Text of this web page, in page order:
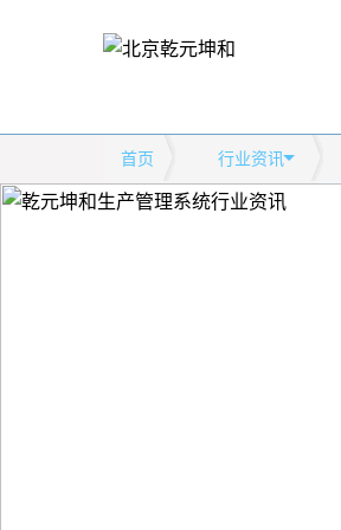
首页 行业资讯